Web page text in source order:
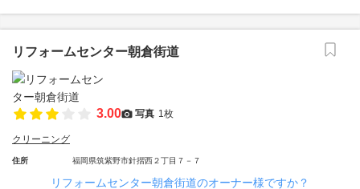
リフォームセンター朝倉街道
3.00 写真 1枚
クリーニング
住所 福岡県筑紫野市針摺西２丁目７－７
リフォームセンター朝倉街道のオーナー様ですか？